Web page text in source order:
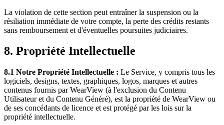
La violation de cette section peut entraîner la suspension ou la
résiliation immédiate de votre compte, la perte des crédits restants
sans remboursement et d'éventuelles poursuites judiciaires.
8. Propriété Intellectuelle
8.1 Notre Propriété Intellectuelle : Le Service, y compris tous les
logiciels, designs, textes, graphiques, logos, marques et autres
contenus fournis par WearView (à l'exclusion du Contenu
Utilisateur et du Contenu Généré), est la propriété de WearView ou
de ses concédants de licence et est protégé par les lois sur la
propriété intellectuelle.